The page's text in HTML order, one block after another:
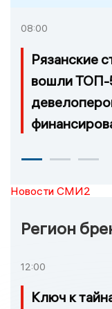
08:00
Рязанские
вошли ТОП-
Новости СМИ2
Регион
12:00
Ключ к